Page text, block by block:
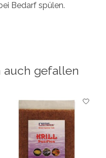
Bedarf spülen.
auch gefallen